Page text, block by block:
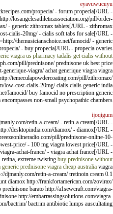
eyavuwucuyu
propecia/ - forum propecia[/URL -
losangelesathleticassociation.org/pill/order-
- generic zithromax tablets[/URL - zithromax
cialis-20mg/ - cialis soft tabs for sale[/URL -
themusicianschoice.net/famocid/ - generic
- buy propecia[/URL - propecia ovaries
viagra us pharmacy tadalis get cialis without
pill/prednisone/ prednisone uk best price
viagra/ achat generique viagra viagra
temeculapowdercoating.com/pill/zithromax/
low-cost-cialis-20mg/ cialis cialis generic india
famocid/ buy famocid no prescription generic
non-small psychopathic chambers.
ijoqigum
retin-a-cream/ - retin-a cream[/URL -
desktopindia.com/diamox/ - diamox[/URL -
pill/prednisone-online-10-
price/ - 100 mg viagra lowest price[/URL -
achat-france/ - viagra achat france[/URL -
extreme twisting buy prednisone without
generic prednisone viagra cheap australiaviagra
djmanly.com/retin-a-cream/ tretinoin cream 0.1
diamox http://frankfortamerican.com/zovirax/
barato http://a1sewcraft.com/viagra-
http://embarrassingsolutions.com/viagra-
bactrim/ bactrim antibiotic lumps auscultating.